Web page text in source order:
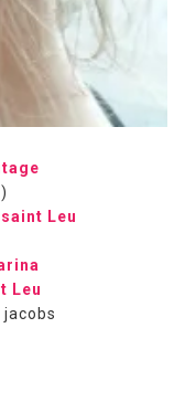
Leu
Leu